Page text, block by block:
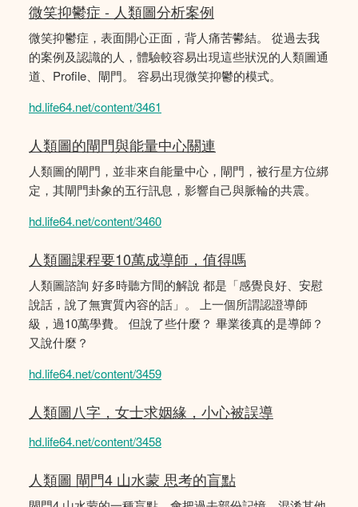
微笑抑鬱症 - 人類圖分析案例
微笑抑鬱症，表面開心正面，背人痛苦鬰結。 從過去我
的案例及認識的人，體驗較容易出現這些狀況的人類圖通
道、Profile、閘門。 容易出現微笑抑鬱的模式。
hd.life64.net/content/3461
人類圖的閘門與能量中心關連
人類圖的閘門，並非來自能量中心，閘門，被行星方位綁
定，其閘門卦象的五行訊息，影響自己與脈輪的共震。
hd.life64.net/content/3460
人類圖課程要10萬成導師，值得嗎
人類圖諮詢 好多時聽方間的解說 都是「感覺良好、安慰
說話，說了無實質內容的話」。 上一個所謂認證導師
級，過10萬學費。 但說了些什麼？ 畢業後真的是導師？
又說什麼？
hd.life64.net/content/3459
人類圖八字，女士求姻緣，小心被誤導
hd.life64.net/content/3458
人類圖 閘門4 山水蒙 思考的盲點